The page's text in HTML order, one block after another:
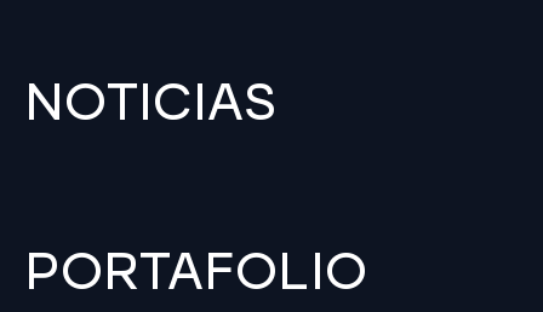
NOTICIAS
PORTAFOLIO